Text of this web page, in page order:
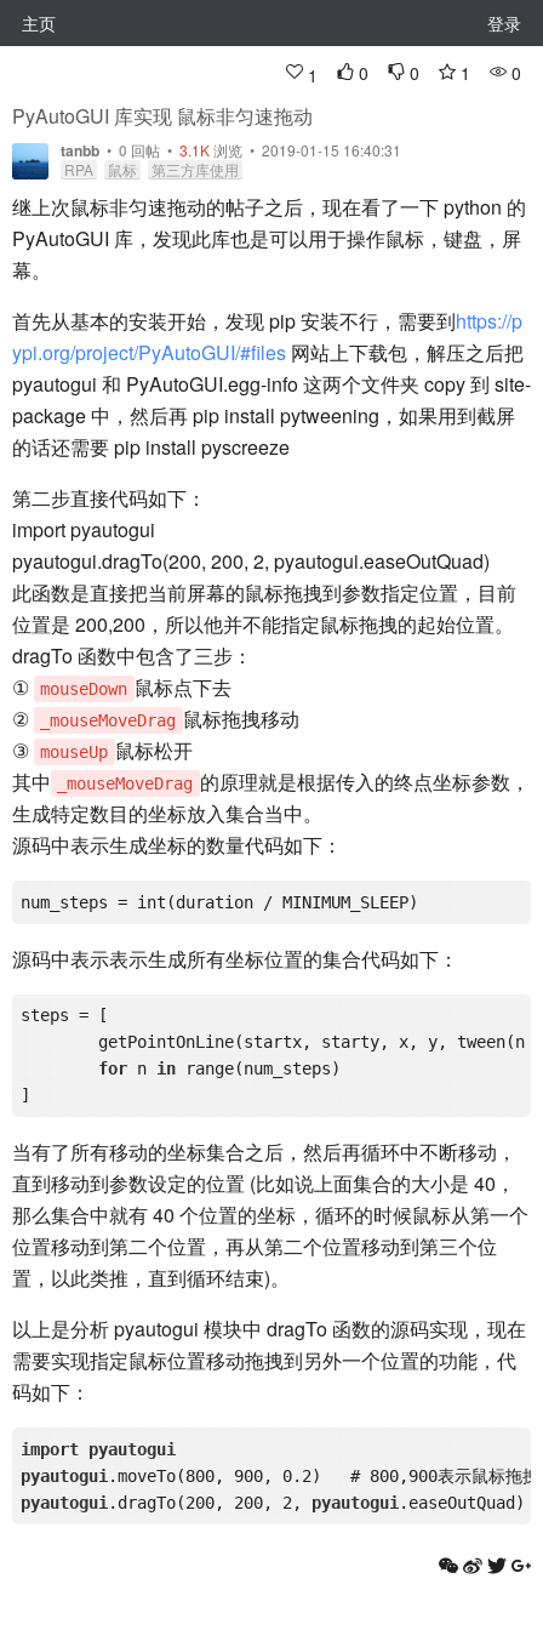
主页 登录
1 0 0 1 0
PyAutoGUI 库实现 鼠标非匀速拖动
tanbb • 0 回帖 • 3.1K浏览 • 2019-01-15 16:40:31
RPA
鼠标 第三方库使用
继上次鼠标非匀速拖动的帖子之后，现在看了一下 python 的
PyAutoGUI 库，发现此库也是可以用于操作鼠标，键盘，屏
幕。
首先从基本的安装开始，发现 pip 安装不行，需要到https://p
ypi.org/project/PyAutoGUI/#files 网站上下载包，解压之后把
pyautogui 和 PyAutoGUI.egg-info 这两个文件夹 copy 到 site-
package 中，然后再 pip install pytweening，如果用到截屏
的话还需要 pip install pyscreeze
第二步直接代码如下：
import pyautogui
pyautogui.dragTo(200, 200, 2, pyautogui.easeOutQuad)
此函数是直接把当前屏幕的鼠标拖拽到参数指定位置，目前
位置是 200,200，所以他并不能指定鼠标拖拽的起始位置。
dragTo 函数中包含了三步：
① mouseDown 鼠标点下去
②
_mouseMoveDrag 鼠标拖拽移动
③ mouseUp 鼠标松开
其中
_mouseMoveDrag 的原理就是根据传入的终点坐标参数，
生成特定数目的坐标放入集合当中。
源码中表示生成坐标的数量代码如下：
num_steps
源码中表示表示生成所有坐标位置的集合代码如下：
steps = [
for n in range(num_steps)
当有了所有移动的坐标集合之后，然后再循环中不断移动，
直到移动到参数设定的位置 (比如说上面集合的大小是 40，
那么集合中就有 40 个位置的坐标，循环的时候鼠标从第一个
位置移动到第二个位置，再从第二个位置移动到第三个位
置，以此类推，直到循环结束)。
以上是分析 pyautogui 模块中 dragTo 函数的源码实现，现在
需要实现指定鼠标位置移动拖拽到另外一个位置的功能，代
码如下：
import pyautogui
pyautogui .moveTo(800, 900, 0.2)   # 800,900表示鼠标拖拽
pyautogui .dragTo(200, 200, 2, pyautogui .easeOutQuad )